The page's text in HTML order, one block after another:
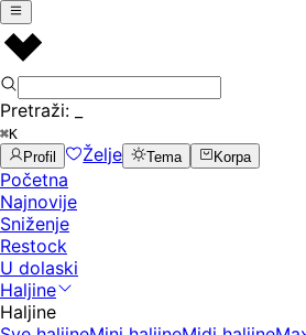
Pretraži:
⌘K
Profil
Želje Tema Korpa
Početna
Najnovije
Sniženje
Restock
U dolaski
Haljine
Haljine